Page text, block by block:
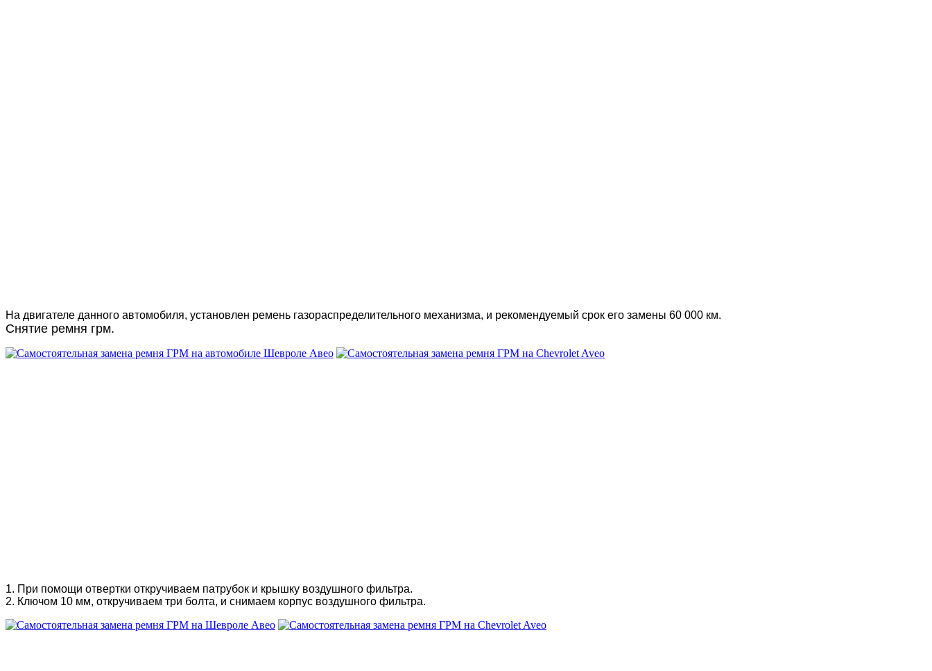
На двигателе данного автомобиля, установлен ремень газораспределительного механизма, и рекомендуемый срок его замены 60 000 км.
Снятие ремня грм.
1. При помощи отвертки откручиваем патрубок и крышку воздушного фильтра.
2. Ключом 10 мм, откручиваем три болта, и снимаем корпус воздушного фильтра.